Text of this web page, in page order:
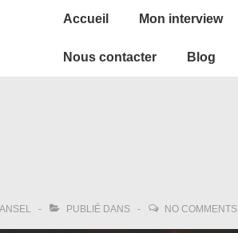
Main
Accueil Mon interview
Nous contacter Blog
PUBLIÉ DANS NO COMMENTS